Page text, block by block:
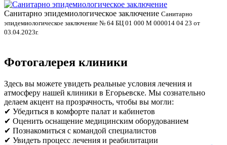
Санитарно эпидемиологическое заключение Санитарно
эпидемиологическое заключение № 64 БЦ 01 000 М 000014 04 23 от
03.04.2023г.
Фотогалерея клиники
Здесь вы можете увидеть реальные условия лечения и
атмосферу нашей клиники в Егорьевске. Мы сознательно
делаем акцент на прозрачность, чтобы вы могли:
✔ Убедиться в комфорте палат и кабинетов
✔ Оценить оснащение медицинским оборудованием
✔ Познакомиться с командой специалистов
✔ Увидеть процесс лечения и реабилитации